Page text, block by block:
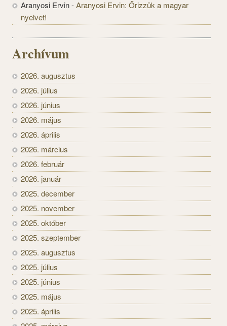
Aranyosi Ervin-Aranyosi Ervin: Őrizzük a magyar
nyelvet!
Archívum
2026. augusztus
2026. július
2026. június
2026. május
2026. április
2026. március
2026. február
2026. január
2025. december
2025. november
2025. október
2025. szeptember
2025. augusztus
2025. július
2025. június
2025. május
2025. április